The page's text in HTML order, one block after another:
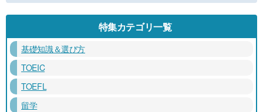
特集カテゴリ一覧
基礎知識＆選び方
TOEIC
TOEFL
留学